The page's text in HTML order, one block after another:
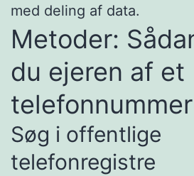
med deling af data.
Metoder:
du ejeren af et
telefonnummer
Søg i offentlige
telefonregistre